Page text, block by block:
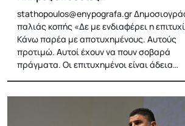
stathopoulos@enypografa.gr
παλιάς κοπής «Δε με ενδιαφέρει η
Κάνω παρέα με αποτυχημένους. Αυτούς
προτιμώ. Αυτοί έχουν να πουν σοβαρά
πράγματα. Οι επιτυχημένοι είναι άδεια…